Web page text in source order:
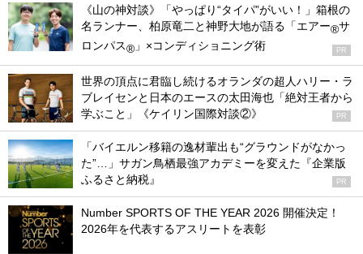
《山の神対談》「やっぱり“タイパ”がいい！」箱根の
名ランナー、柏原竜二と神野大地が語る「エアー®サ
ロンパス® 」×コンディショニング術 PR
世界の頂点に君臨し続けるオランダの超人ハリー・ラ
ブレイセンと日本のエースの太田海也「絶対王者から
学ぶこと」《ケイリン国際対談②》
PR
「バイエルン移籍の逸材輩出も“グラウンドがなかっ
た”…」サガン鳥栖最強アカデミーを変えた『企業版
ふるさと納税』
PR
Number SPORTS OF THE YEAR 2026 開催決定！
2026年を代表するアスリートを表彰